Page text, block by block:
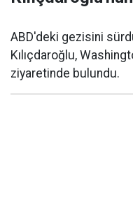
ABD'deki gezisini
Kılıçdaroğlu,
ziyaretinde bulundu.